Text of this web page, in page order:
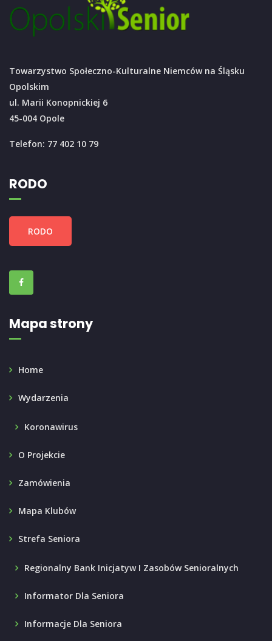
Towarzystwo Społeczno-Kulturalne Niemców na Śląsku
Opolskim
ul. Marii Konopnickiej 6
45-004 Opole
Telefon: 77 402 10 79
RODO
RODO
Mapa strony
Home
Wydarzenia
Koronawirus
O Projekcie
Zamówienia
Mapa Klubów
Strefa Seniora
Regionalny Bank Inicjatyw I Zasobów Senioralnych
Informator Dla Seniora
Informacje Dla Seniora